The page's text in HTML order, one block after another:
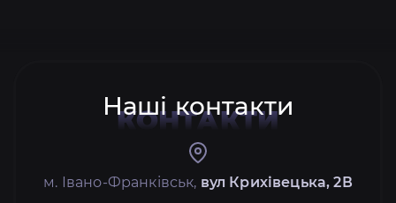
Наші контакти
КОНТАКТИ
м. Івано-Франківськ, вул Крихівецька, 2В